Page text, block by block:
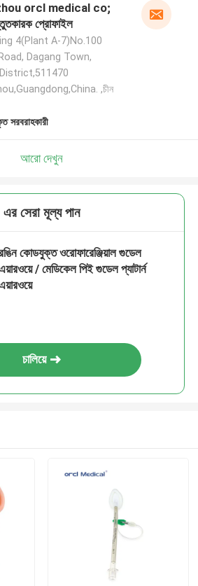
orcl medical co;
প্রোফাইল
4(Plant A-7)No.100
Dagang Town,
,চীন
সরবরাহকারী
আরো দেখুন
এর সেরা মূল্য পান
কোডযুক্ত ওরোফারেঞ্জিয়াল গুডেল
/ মেডিকেল পিই গুডেল প্যাটার্ন
চালিয়ে